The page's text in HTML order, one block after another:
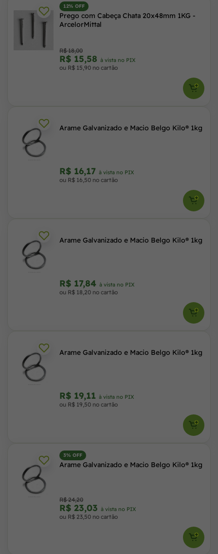
12% OFF
Prego com Cabeça Chata 20x48mm 1KG -
ArcelorMittal
R$ 18,00
R$ 15,58 à vista no PIX
ou R$ 15,90 no cartão
Arame Galvanizado e Macio Belgo Kilo® 1kg
R$ 16,17 à vista no PIX
ou R$ 16,50 no cartão
Arame Galvanizado e Macio Belgo Kilo® 1kg
R$ 17,84 à vista no PIX
ou R$ 18,20 no cartão
Arame Galvanizado e Macio Belgo Kilo® 1kg
R$ 19,11 à vista no PIX
ou R$ 19,50 no cartão
3% OFF
Arame Galvanizado e Macio Belgo Kilo® 1kg
R$ 24,20
R$ 23,03 à vista no PIX
ou R$ 23,50 no cartão